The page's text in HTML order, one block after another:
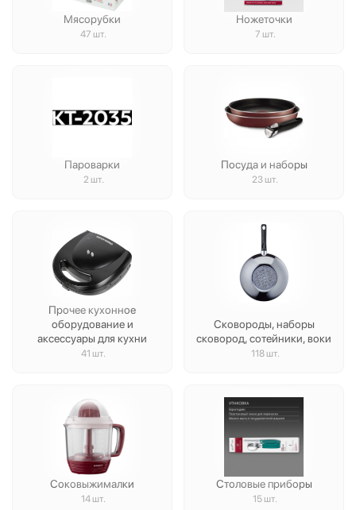
Мясорубки
47 шт.
Ножеточки
7 шт.
Пароварки
2 шт.
Посуда и наборы
23 шт.
Прочее кухонное
оборудование и
аксессуары для кухни
41 шт.
Сковороды, наборы
сковород, сотейники, воки
118 шт.
Соковыжималки
14 шт.
Столовые приборы
15 шт.